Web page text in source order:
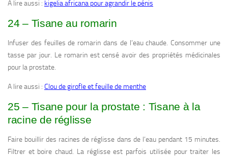
A lire aussi : kigelia africana pour agrandir le pénis
24 – Tisane au romarin
Infuser des feuilles de romarin dans de l’eau chaude. Consommer une
tasse par jour. Le romarin est censé avoir des propriétés médicinales
pour la prostate.
A lire aussi : Clou de girofle et feuille de menthe
25 – Tisane pour la prostate : Tisane à la
racine de réglisse
Faire bouillir des racines de réglisse dans de l’eau pendant 15 minutes.
Filtrer et boire chaud. La réglisse est parfois utilisée pour traiter les